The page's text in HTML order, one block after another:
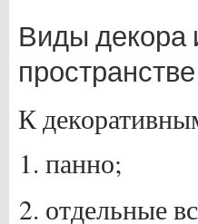
Виды декора
пространстве
К
панно;
отдельные